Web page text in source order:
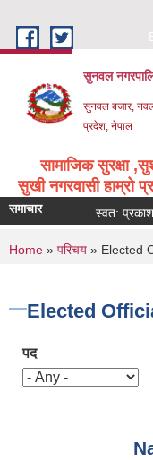
सुनवल
सुनवल बजार,
प्रदेश, नेपाल
सामाजिक सुरक्षा
सुखी नगरवासी हाम्रो
समाचार स्वत: प्रकाशन
You are
Home » परिचय » Elected
Elected
पद